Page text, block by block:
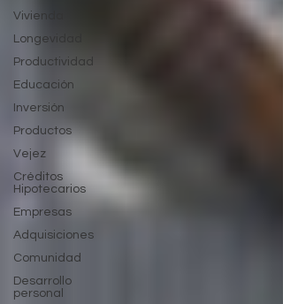
Vivienda
Longevidad
Productividad
Educación
Inversión
Productos
Vejez
Créditos
Hipotecarios
Empresas
Adquisiciones
Comunidad
Desarrollo
personal